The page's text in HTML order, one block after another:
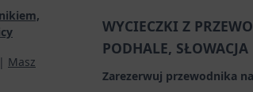
| Masz
WYCIECZKI Z
PODHALE, SŁOWACJA
Zarezerwuj przewodnika